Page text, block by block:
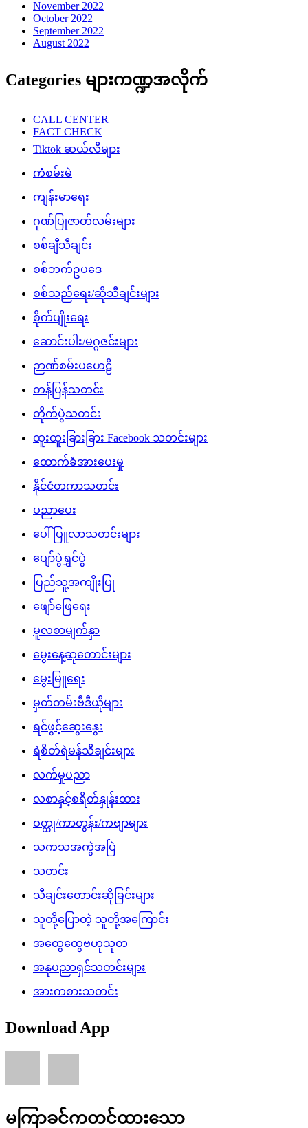
November 2022
October 2022
September 2022
August 2022
Categories များကဏ္ဍအလိုက်
CALL CENTER
FACT CHECK
Tiktok ဆယ်လီများ
ကံစမ်းမဲ
ကျန်းမာရေး
ဂုဏ်ပြုဇာတ်လမ်းများ
စစ်ချီသီချင်း
စစ်ဘက်ဥပဒေ
စစ်သည်ရေး/ဆိုသီချင်းများ
စိုက်ပျိုးရေး
ဆောင်းပါး/မဂ္ဂဇင်းများ
ဉာဏ်စမ်းပဟေဠိ
တန်ပြန်သတင်း
တိုက်ပွဲသတင်း
ထူးထူးခြားခြား Facebook သတင်းများ
ထောက်ခံအားပေးမှု
နိုင်ငံတကာသတင်း
ပညာပေး
ပေါ်ပြူလာသတင်းများ
ပျော်ပွဲရွှင်ပွဲ
ပြည်သူ့အကျိုးပြု
ဖျော်ဖြေရေး
မူလစာမျက်နှာ
မွေးနေ့ဆုတောင်းများ
မွေးမြူရေး
မှတ်တမ်းဗီဒီယိုများ
ရင်ဖွင့်ဆွေးနွေး
ရဲစိတ်ရဲမန်သီချင်းများ
လက်မှုပညာ
လစာနှင့်စရိတ်နှုန်းထား
ဝတ္ထု/ကာတွန်း/ကဗျာများ
သကသအကွဲအပြဲ
သတင်း
သီချင်းတောင်းဆိုခြင်းများ
သူတို့ပြောတဲ့ သူတို့အကြောင်း
အထွေထွေဗဟုသုတ
အနုပညာရှင်သတင်းများ
အားကစားသတင်း
Download App
မကြာခင်ကတင်ထားသော